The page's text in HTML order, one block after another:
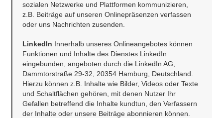
sozialen Netzwerke und Plattformen kommunizieren,
z.B. Beiträge auf unseren Onlinepräsenzen verfassen
oder uns Nachrichten zusenden.
LinkedIn Innerhalb unseres Onlineangebotes können
Funktionen und Inhalte des Dienstes LinkedIn
eingebunden, angeboten durch die LinkedIn AG,
Dammtorstraße 29-32, 20354 Hamburg, Deutschland.
Hierzu können z.B. Inhalte wie Bilder, Videos oder Texte
und Schaltflächen gehören, mit denen Nutzer Ihr
Gefallen betreffend die Inhalte kundtun, den Verfassern
der Inhalte oder unsere Beiträge abonnieren können.